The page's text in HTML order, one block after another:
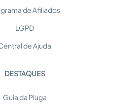
de Afiliados
LGPD
de Ajuda
DESTAQUES
Guia da Pluga